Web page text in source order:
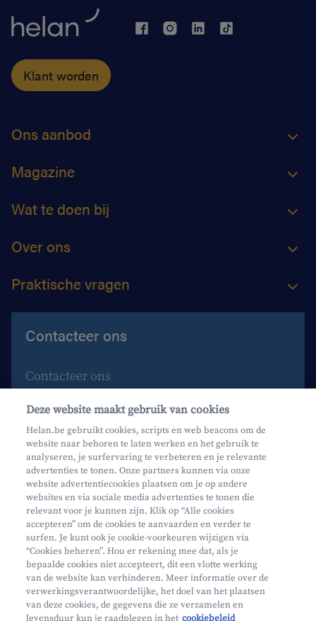
Klant worden
Ons aanbod
Magazine
Wat te doen bij
Over ons
Praktische vragen
Contacteer ons
Contacteer ons
Maak een afspraak
Waar vind je ons?
Phishing
Mifid
Privacy
Juridische info
Onderworpen aan de controle van CDZ
Deze website maakt gebruik van cookies
Helan.be gebruikt cookies, scripts en web beacons om de
website naar behoren te laten werken en het gebruik te
analyseren, je surfervaring te verbeteren en je relevante
advertenties te tonen. Onze partners kunnen via onze
website advertentiecookies plaatsen om je op andere
websites en via sociale media advertenties te tonen die
relevant voor je kunnen zijn. Klik op “Alle cookies
accepteren” om de cookies te aanvaarden en verder te
surfen. Je kunt ook je cookie-voorkeuren wijzigen via
“Cookies beheren”. Hou er rekening mee dat, als je
bepaalde cookies niet accepteert, dit een vlotte werking
van de website kan verhinderen. Meer informatie over de
verwerkingsverantwoordelijke, het doel van het plaatsen
van deze cookies, de gegevens die ze verzamelen en
levensduur kun je raadplegen in het cookiebeleid